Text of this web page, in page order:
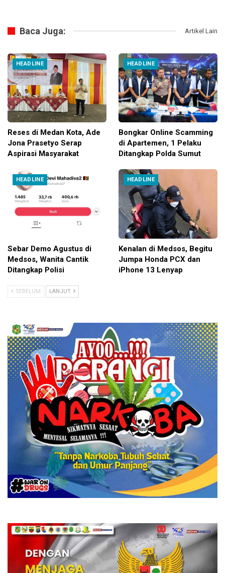
Baca Juga: Artikel Lain
HEADLINE
Reses di Medan Kota, Ade
Jona Prasetyo Serap
Aspirasi Masyarakat
HEADLINE
Bongkar Online Scamming
di Apartemen, 1 Pelaku
Ditangkap Polda Sumut
HEADLINE
Sebar Demo Agustus di
Medsos, Wanita Cantik
Ditangkap Polisi
HEADLINE
Kenalan di Medsos, Begitu
Jumpa Honda PCX dan
iPhone 13 Lenyap
SEBELUM LANJUT